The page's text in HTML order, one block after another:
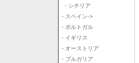
- シチリア
- スペイン->
- ポルトガル
- イギリス
- オーストリア
- ブルガリア